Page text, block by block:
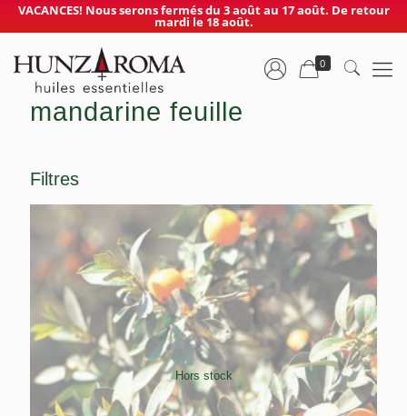
VACANCES! Nous serons fermés du 3 août au 17 août. De retour
mardi le 18 août.
0
mandarine feuille
Filtres
Hors stock